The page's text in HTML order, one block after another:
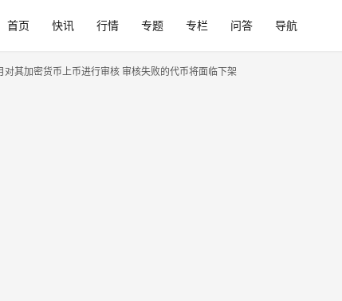
首页 快讯 行情 专题 专栏 问答 导航
对其加密货币上币进行审核 审核失败的代币将面临下架